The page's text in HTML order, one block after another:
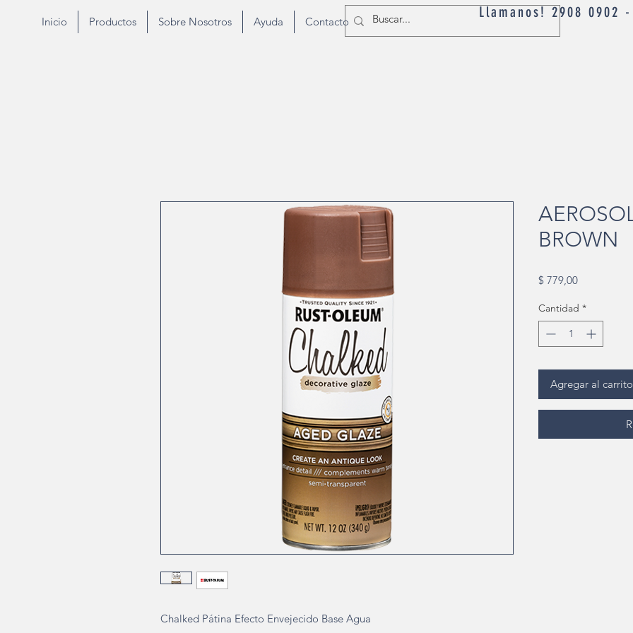
Inicio Productos Sobre Nosotros Ayuda Contacto
Llamanos! 2908 0902
Chalked Pátina Efecto Envejecido Base Agua
BROWN
$ 779,00Precio
Cantidad *
Agregar al carrito